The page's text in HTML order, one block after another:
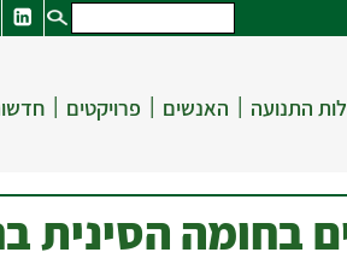
התנועה | האנשים | פרויקטים |
הסינית